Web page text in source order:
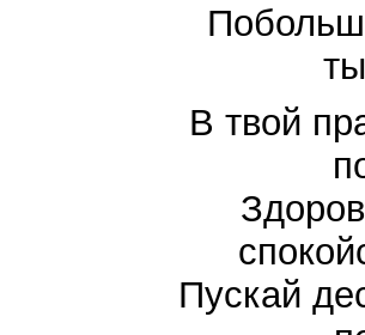
В твой
Пускай